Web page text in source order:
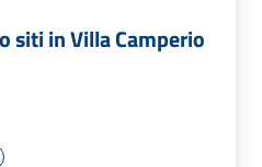
siti in Villa Camperio